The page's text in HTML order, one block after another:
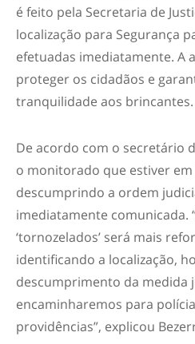
é feito pela Secretaria de
localização para Segurança
efetuadas imediatamente. A
proteger os cidadãos e
tranquilidade aos brincantes.
De acordo com o secretário
o monitorado que estiver
descumprindo a ordem
imediatamente comunicada.
‘tornozelados’ será mais
identificando a localização,
descumprimento da medida
encaminharemos para
providências”, explicou